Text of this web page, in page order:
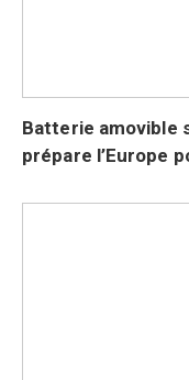
Batterie amovible
prépare l’Europe